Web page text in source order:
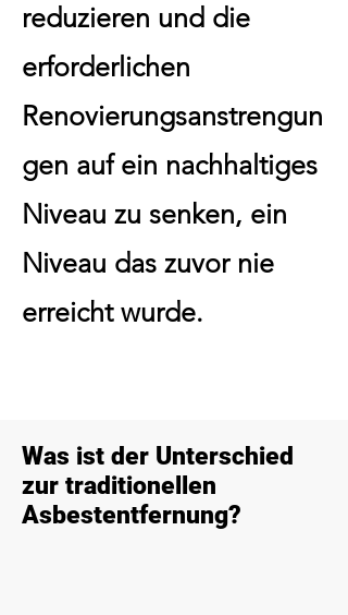
reduzieren und die
erforderlichen
Renovierungsanstrengun
gen auf ein nachhaltiges
Niveau zu senken, ein
Niveau das zuvor nie
erreicht wurde.
Was ist der Unterschied
zur traditionellen
Asbestentfernung?